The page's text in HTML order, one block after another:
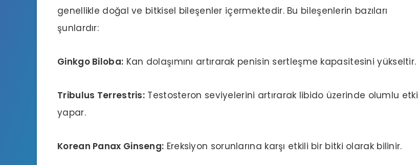
genellikle doğal ve bitkisel bileşenler içermektedir. Bu bileşenlerin bazıları
şunlardır:
Ginkgo Biloba: Kan dolaşımını artırarak penisin sertleşme kapasitesini yükseltir.
Tribulus Terrestris: Testosteron seviyelerini artırarak libido üzerinde olumlu etki
yapar.
Korean Panax Ginseng: Ereksiyon sorunlarına karşı etkili bir bitki olarak bilinir.